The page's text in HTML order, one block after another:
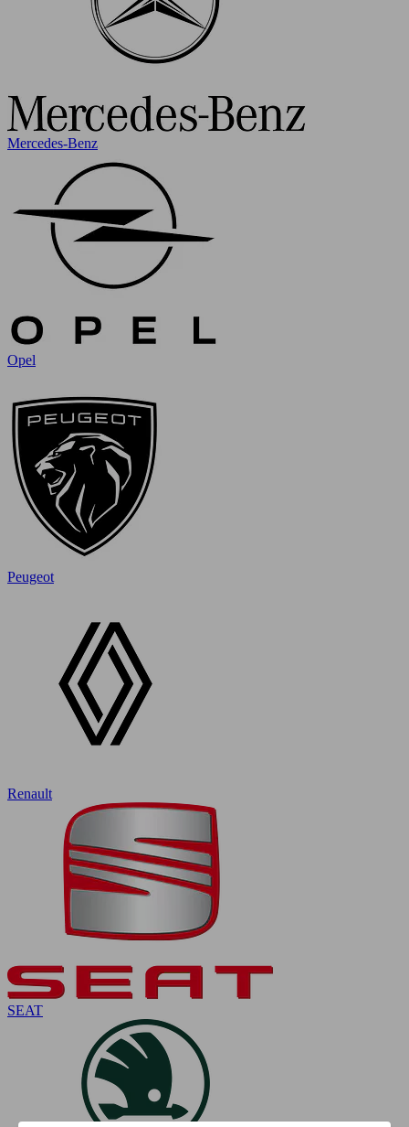
Mercedes-Benz
Opel
Peugeot
Renault
SEAT